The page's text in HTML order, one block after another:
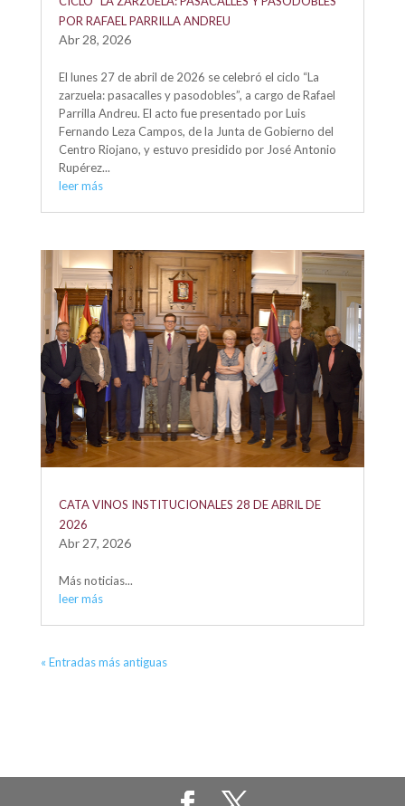
POR RAFAEL PARRILLA ANDREU
Abr 28, 2026
El lunes 27 de abril de 2026 se celebró el ciclo “La
zarzuela: pasacalles y pasodobles”, a cargo de Rafael
Parrilla Andreu. El acto fue presentado por Luis
Fernando Leza Campos, de la Junta de Gobierno del
Centro Riojano, y estuvo presidido por José Antonio
Rupérez...
leer más
CATA VINOS INSTITUCIONALES 28 DE ABRIL DE
2026
Abr 27, 2026
Más noticias...
leer más
« Entradas más antiguas